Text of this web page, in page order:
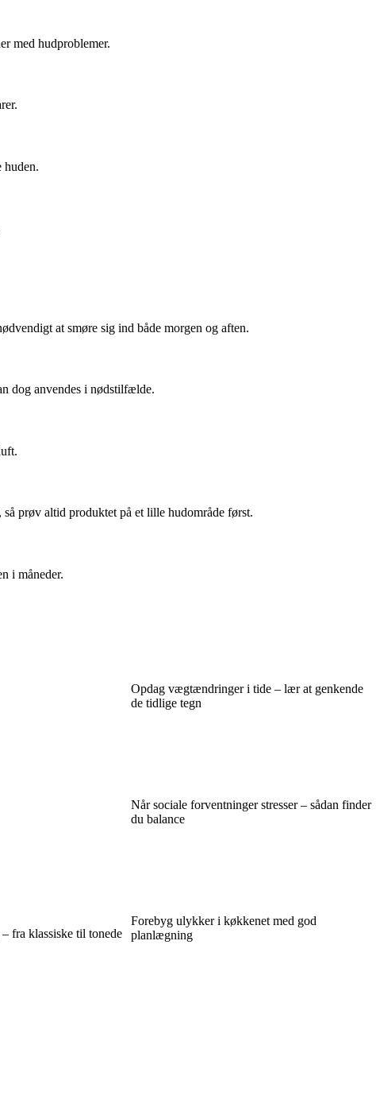
med hudproblemer.
huden.
at smøre sig ind både morgen og aften.
dog anvendes i nødstilfælde.
prøv altid produktet på et lille hudområde først.
i måneder.
fra klassiske til tonede
Opdag vægtændringer i tide – lær at genkende
de tidlige tegn
Når sociale forventninger stresser – sådan finder
du balance
Forebyg ulykker i køkkenet med god
planlægning